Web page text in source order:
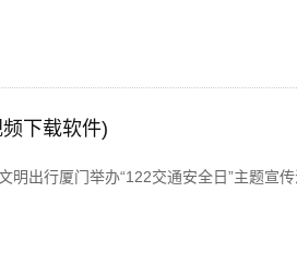
下载软件)
出行厦门举办“122交通安全日”主题宣